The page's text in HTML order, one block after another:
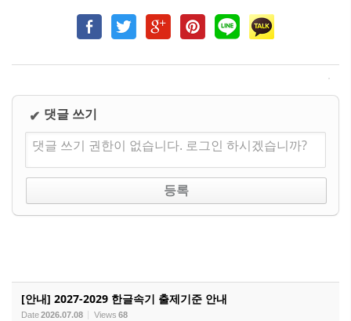
✔ 댓글 쓰기
댓글 쓰기 권한이 없습니다. 로그인 하시겠습니까?
[안내] 2027-2029 한글속기 출제기준 안내
Date2026.07.08 Views 68